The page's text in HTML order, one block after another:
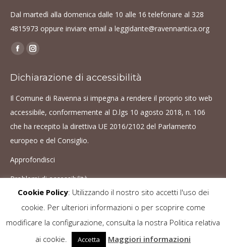
Dal martedì alla domenica dalle 10 alle 16 telefonare al 328
4815973 oppure inviare email a leggidante@ravennantica.org
Find us on:
Facebook
opens
Instagram
opens
Dichiarazione di accessibilità
Il Comune di Ravenna si impegna a rendere il proprio sito web
accessibile, conformemente al D.lgs 10 agosto 2018, n. 106
che ha recepito la direttiva UE 2016/2102 del Parlamento
europeo e del Consiglio.
Approfondisci
Problemi di accessibilità
Le immagini sono protette da copyright. È vietato ogni utilizzo senza il
consenso dell'autore -Cookie Policy
© VivaDante
Cookie Policy: Utilizzando il nostro sito accetti l'uso dei
cookie. Per ulteriori informazioni o per scoprire come
modificare la configurazione, consulta la nostra Politica relativa
ai cookie.
Accetta Maggiori informazioni